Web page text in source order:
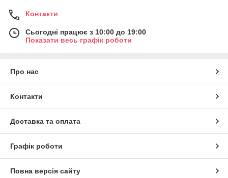
Контакти
Сьогодні працює з 10:00 до 19:00
Показати весь графік роботи
Про нас
Контакти
Доставка та оплата
Графік роботи
Повна версія сайту